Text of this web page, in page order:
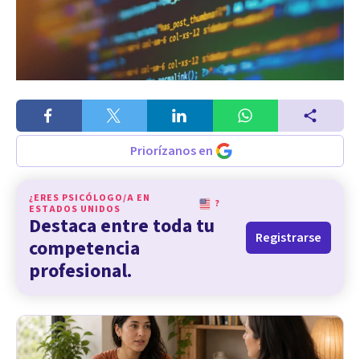
Priorízanos en
¿ERES PSICÓLOGO/A EN
ESTADOS UNIDOS
?
Destaca entre toda tu
competencia
profesional.
Registrarse